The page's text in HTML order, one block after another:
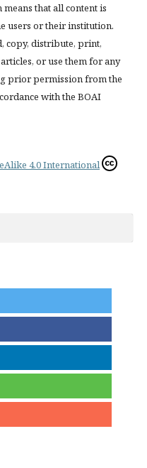
that all content is
users or their institution.
copy, distribute, print,
or use them for any
prior permission from the
with the BOAI
4.0 International